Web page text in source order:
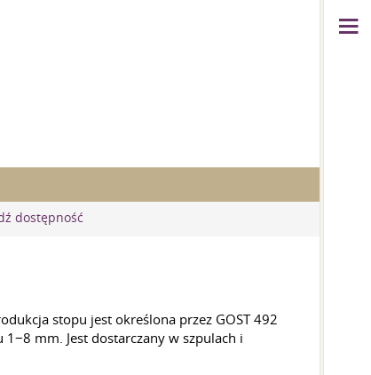
dostępność
stopu jest określona przez GOST 492
mm. Jest dostarczany w szpulach i